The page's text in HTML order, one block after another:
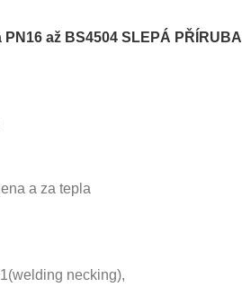
až BS4504 SLEPÁ PŘÍRUBA
a za tepla
necking),